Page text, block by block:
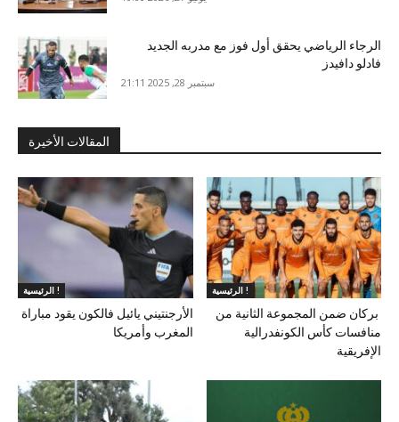
الرجاء الرياضي يحقق أول فوز مع مدربه الجديد
فادلو دافيدز
سبتمبر 28, 2025 21:11
المقالات الأخيرة
الرئيسية !
الأرجنتيني يائيل فالكون يقود مباراة
المغرب وأمريكا
الرئيسية !
بركان ضمن المجموعة الثانية من
منافسات كأس الكونفدرالية
الإفريقية